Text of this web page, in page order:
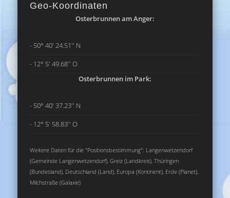
Geo-Koordinaten
Osterbrunnen am Anger:
- 50° 40' 24.51'' N
- 12° 5' 49.68'' O
Osterbrunnen im Park:
- 50° 40' 37.23'' N
- 12° 5' 58.83'' O
Weitere Daten für die "Positionsbestimmung": Langenwetzendorf
(Gemeinde Langenwetzendorf), Greiz (Landkreis), Thüringen
(Bundesland), Deutschland (Land), Europa (Kontinent), Erde (Planet),
Milchstraße (Galaxie)